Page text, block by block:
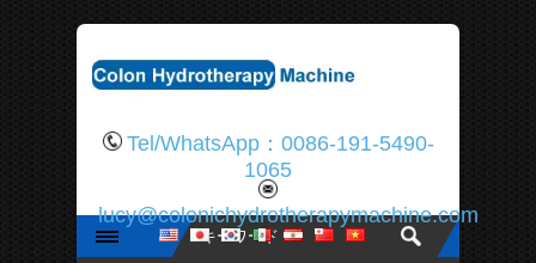
Tel/WhatsApp：0086-191-5490-
1065
lucy@colonichydrotherapymachine.com